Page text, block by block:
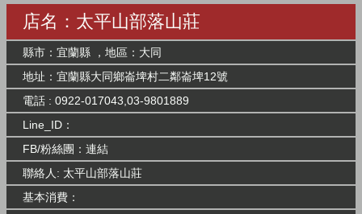
店名：太平山部落山莊
縣市：宜蘭縣 ，地區：大同
地址：宜蘭縣大同鄉崙埤村二鄰崙埤12號
電話 : 0922-017043,03-9801889
Line_ID：
FB/粉絲團： 連結
聯絡人: 太平山部落山莊
基本消費：